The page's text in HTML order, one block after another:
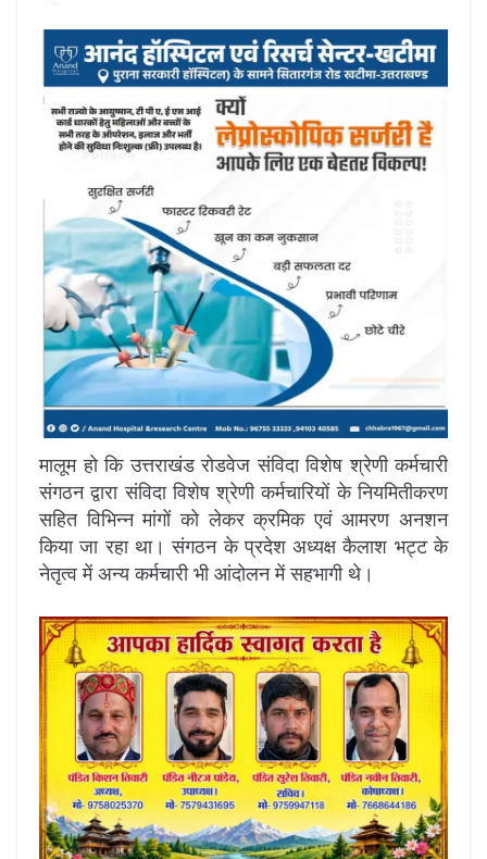
मालूम हो कि उत्तराखंड रोडवेज संविदा विशेष श्रेणी कर्मचारी
संगठन द्वारा संविदा विशेष श्रेणी कर्मचारियों के नियमितीकरण
सहित विभिन्न मांगों को लेकर क्रमिक एवं आमरण अनशन
किया जा रहा था। संगठन के प्रदेश अध्यक्ष कैलाश भट्ट के
नेतृत्व में अन्य कर्मचारी भी आंदोलन में सहभागी थे।